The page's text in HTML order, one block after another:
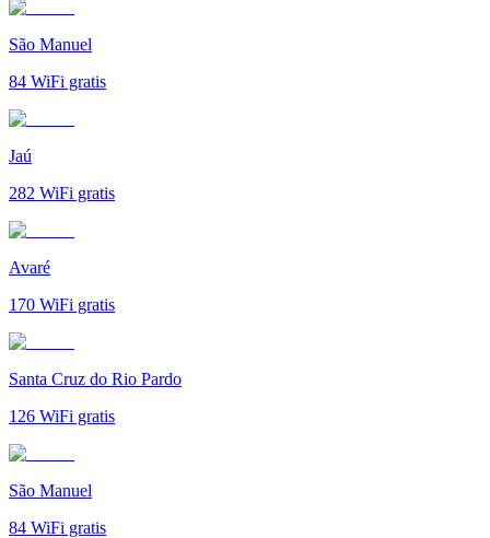
São Manuel
84 WiFi gratis
Jaú
282 WiFi gratis
Avaré
170 WiFi gratis
Santa Cruz do Rio Pardo
126 WiFi gratis
São Manuel
84 WiFi gratis